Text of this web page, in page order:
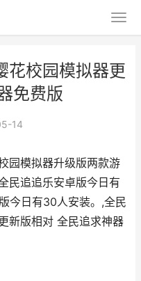
花校园模拟器更
免费版
14
园模拟器升级版两款游
民追追乐安卓版今日有
今日有30人安装。,全民
新版相对 全民追求神器